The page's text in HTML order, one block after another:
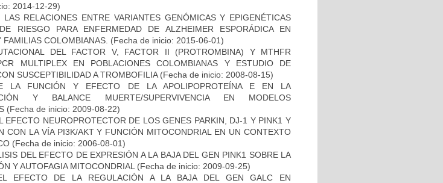
2014-12-29)
LAS RELACIONES ENTRE VARIANTES GENÓMICAS Y EPIGENÉTICAS
RIESGO PARA ENFERMEDAD DE ALZHEIMER ESPORÁDICA EN
FAMILIAS COLOMBIANAS. (Fecha de inicio: 2015-06-01)
DEL FACTOR V, FACTOR II (PROTROMBINA) Y MTHFR
MULTIPLEX EN POBLACIONES COLOMBIANAS Y ESTUDIO DE
SUSCEPTIBILIDAD A TROMBOFILIA(Fecha de inicio: 2008-08-15)
LA FUNCIÓN Y EFECTO DE LA APOLIPOPROTEÍNA E EN LA
Y BALANCE MUERTE/SUPERVIVENCIA EN MODELOS
(Fecha de inicio: 2009-08-22)
EFECTO NEUROPROTECTOR DE LOS GENES PARKIN, DJ-1 Y PINK1 Y
CON LA VÍA PI3K/AKT Y FUNCIÓN MITOCONDRIAL EN UN CONTEXTO
(Fecha de inicio: 2006-08-01)
DEL EFECTO DE EXPRESIÓN A LA BAJA DEL GEN PINK1 SOBRE LA
Y AUTOFAGIA MITOCONDRIAL (Fecha de inicio: 2009-09-25)
EFECTO DE LA REGULACIÓN A LA BAJA DEL GEN GALC EN